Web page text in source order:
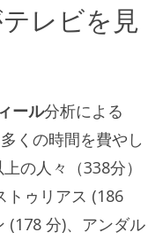
レビを見
ール分析による
くの時間を費やし
の人々（338分）
トゥリアス (186
(178 分)、アンダル